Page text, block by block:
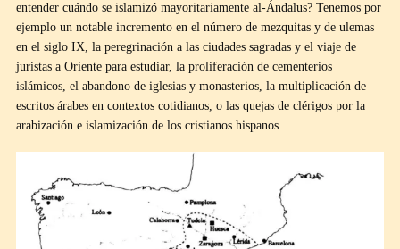
entender cuándo se islamizó mayoritariamente al-Ándalus? Tenemos por
ejemplo un notable incremento en el número de mezquitas y de ulemas
en el siglo IX, la peregrinación a las ciudades sagradas y el viaje de
juristas a Oriente para estudiar, la proliferación de cementerios
islámicos, el abandono de iglesias y monasterios, la multiplicación de
escritos árabes en contextos cotidianos, o las quejas de clérigos por la
arabización e islamización de los cristianos hispanos.